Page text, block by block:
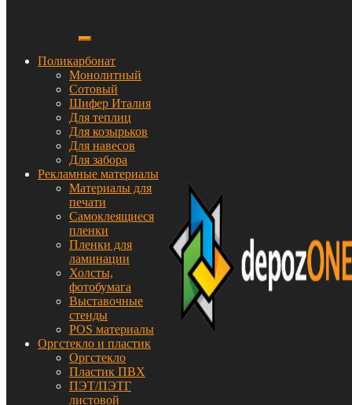
Поликарбонат
Монолитный
Сотовый
Шифер Италия
Для теплиц
Для козырьков
Для навесов
Для забора
Рекламные материалы
Материалы для
печати
Самоклеящиеся
пленки
Пленки для
ламинации
Холсты,
фотобумага
Выставочные
стенды
POS материалы
Оргстекло и пластик
Оргстекло
Пластик ПВХ
ПЭТ/ПЭТГ
листовой